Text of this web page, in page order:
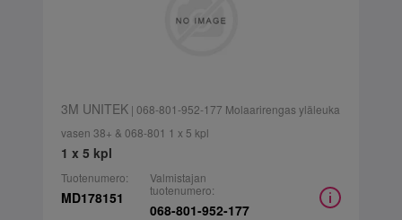
3M UNITEK| 068-801-952-177 Molaarirengas yläleuka
vasen 38+ & 068-801 1 x 5 kpl
1 x 5 kpl
Tuotenumero:
MD178151
Valmistajan
tuotenumero:
068-801-952-177